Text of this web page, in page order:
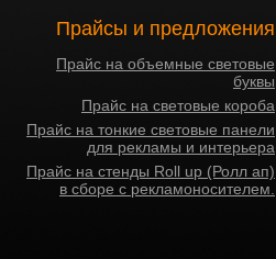
Прайсы и предложения
Прайс на объемные световые
буквы
Прайс на световые короба
Прайс на тонкие световые панели
для рекламы и интерьера
Прайс на стенды Roll up (Ролл ап)
в сборе с рекламоносителем.